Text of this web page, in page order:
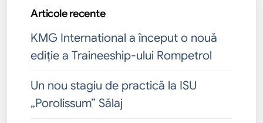
Articole recente
KMG International a început o nouă
ediție a Traineeship-ului Rompetrol
Un nou stagiu de practică la ISU
„Porolissum” Sălaj